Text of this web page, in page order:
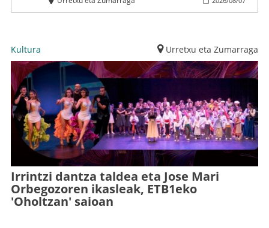
Kultura Urretxu eta Zumarraga
Irrintzi dantza taldea eta Jose Mari
Orbegozoren ikasleak, ETB1eko
'Oholtzan' saioan